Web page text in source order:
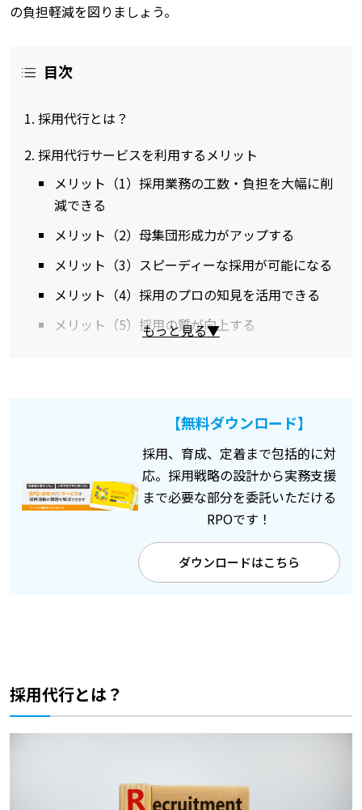
の負担軽減を図りましょう。
目次
採用代行とは？
採用代行サービスを利用するメリット
メリット（1）採用業務の工数・負担を大幅に削
減できる
メリット（2）母集団形成力がアップする
メリット（3）スピーディーな採用が可能になる
メリット（4）採用のプロの知見を活用できる
メリット（5）採用の質が向上する
もっと見る▼
【無料ダウンロード】
採用、育成、定着まで包括的に対
応。採用戦略の設計から実務支援
まで必要な部分を委託いただける
RPOです！
ダウンロードはこちら
採用代行とは？